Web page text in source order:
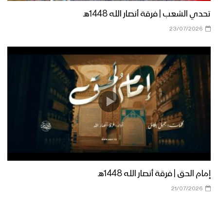
أشرق النور الإلهي | عيسى الليث 1447هـ
كليب عذراً رسول الله | فرقة أنصار الله
1447هـ
الصلاة على النبي | مجموعة من
تحدي الشعب | فرقة أنصار الله 1448هـ
23/07/2026
إمام الحق | فرقة أنصار الله 1448هـ
21/07/2026